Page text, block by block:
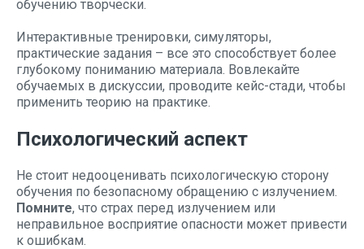
обучению творчески.
Интерактивные тренировки, симуляторы,
практические задания – все это способствует более
глубокому пониманию материала. Вовлекайте
обучаемых в дискуссии, проводите кейс-стади, чтобы
применить теорию на практике.
Психологический аспект
Не стоит недооценивать психологическую сторону
обучения по безопасному обращению с излучением.
Помните, что страх перед излучением или
неправильное восприятие опасности может привести
к ошибкам.